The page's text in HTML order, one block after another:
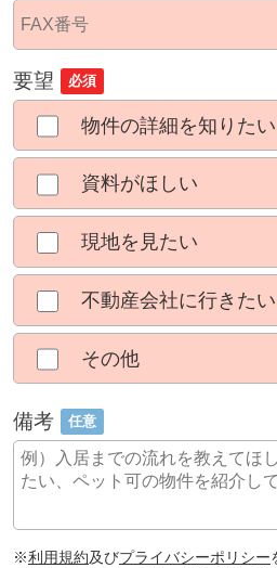
要望 必須
物件の詳細を知りたい
資料がほしい
現地を見たい
不動産会社に行きたい
その他
備考 任意
※利用規約及びプライバシーポリシー